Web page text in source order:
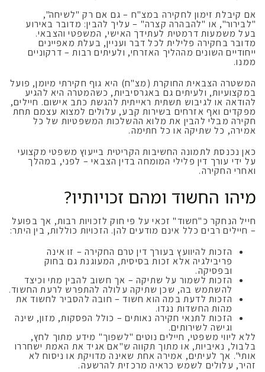
אם קיבלת זימון לחקירה במצ"ח – גם אם רק "לשיחה",
"לבירור", או "להבהרה קצרה" – עליך להבין: מדובר באירוע
בעל משמעות דרמטית לעתידך האישי, המשפטי והצבאי.
מדובר בחקירה פלילית לכל דבר ועניין, בעלת מאפיינים
ייחודיים השונים מההליך האזרחי, ולעיתים רבות – דרקוניים
ממנו.
המשטרה הצבאית החוקרת (מצ"ח) היא גוף חקירתי מיומן, פועל
במקצועיות, ולעיתים גם באגרסיביות, כשהמטרה היא להגיע
להודאה או לגיבוש תשתית ראייתית להגשת כתב אישום. חיילים,
מפקדים ואף אזרחים בשירות קבע, עלולים למצוא עצמם תחת
חקירה מבלי להבין את מלוא ההשלכות המשפטיות של כל
אמירה, כל שתיקה או כל חתימה.
כאן נכנסת לתמונה החשיבות הקריטית בייעוץ משפטי מקצועי
על ידי עורך דין פלילי המומחה בדין הצבאי – לפני, במהלך
ואחרי החקירה.
מיהו החשוד ומהם זכויותיו?
חייל הנחקר כ"חשוד" זכאי על פי חוק לזכויות רבות, אך בפועל
– חיילים רבים כלל אינם מודעים להן. הזכויות כוללות, בין היתר:
הזכות להיוועץ בעורך דין טרם החקירה – זו אינה
פריבילגיה אלא זכות בסיסית, המעוגנת גם בחוק
ובפסיקה.
הזכות לשמור על שתיקה – אך חשוב להבין מתי וכיצד
להשתמש בה, שכן שתיקה עלולה להתפרש לרעת החשוד.
הזכות לדעת במה הוא חשוד – חובה להסביר לחשוד את
מהות החשדות נגדו.
הזכות לתנאי חקירה נאותים – כולל הפסקות, מזון, שינה
וגישה לשירותים.
ללא ליווי משפטי, חיילים נוטים "לשפוך" מידע מתוך לחץ,
בלבול, נאיביות, או מתוך תקווה ש"אם אגיד את האמת ישחררו
אותי". אך לעיתים, אמירה אחת שאינה מדויקת או ניסוח לא
זהיר, עלולים לשמש כראיה מרכזית להרשעה.